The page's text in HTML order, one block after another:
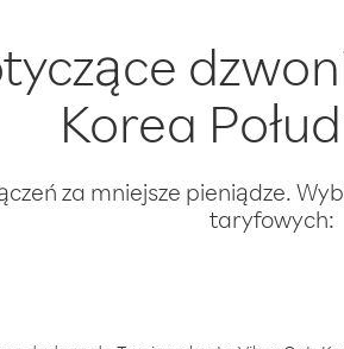
Korea
za mniejsze pieniądze.
taryfowych: